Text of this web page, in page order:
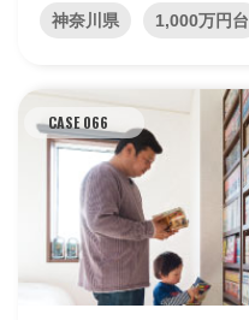
神奈川県 1,000万円台
CASE 066